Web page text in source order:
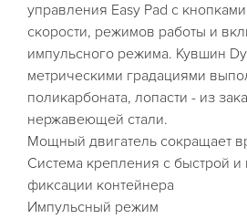
управления Easy Pad с
скорости, режимов работы и
импульсного режима. Кувшин
метрическими градациями
поликарбоната, лопасти - из
нержавеющей стали.
Мощный двигатель сокращает
Система крепления с быстрой и
фиксации контейнера
Импульсный режим